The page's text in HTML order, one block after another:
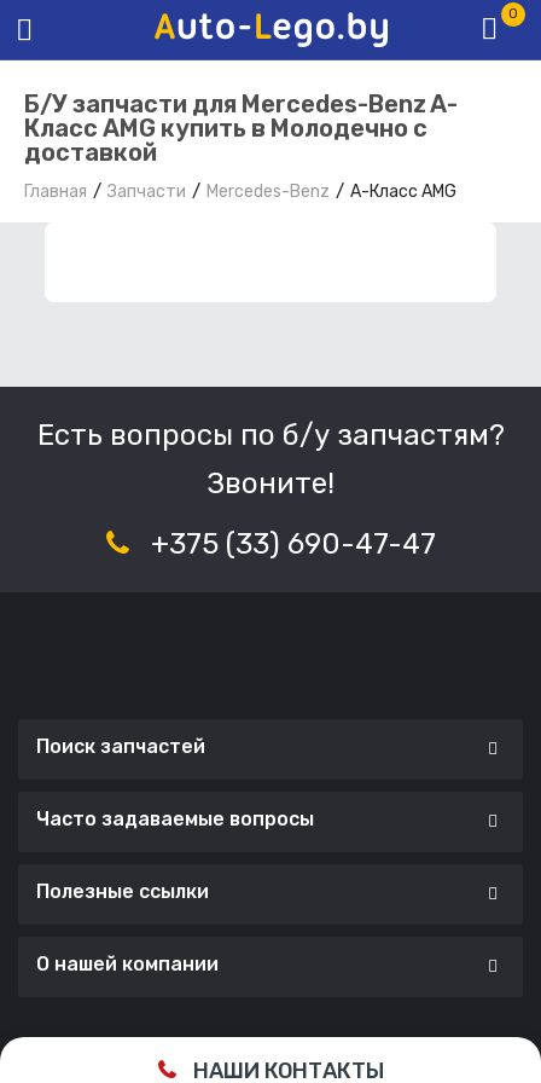
0
Б/У запчасти для Mercedes-Benz A-
Класс AMG купить в Молодечно с
доставкой
Главная Запчасти Mercedes-Benz A-Класс AMG
Есть вопросы по б/у запчастям?
Звоните!
+375 (33) 690-47-47
Поиск запчастей
Часто задаваемые вопросы
Полезные ссылки
О нашей компании
Сделано с ❤️ вCherry Lab Agency
НАШИ КОНТАКТЫ